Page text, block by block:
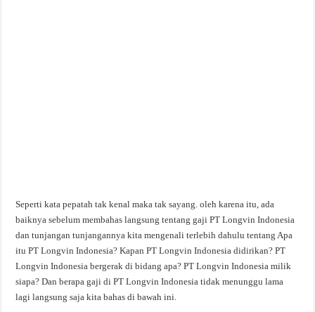
Seperti kata pepatah tak kenal maka tak sayang. oleh karena itu, ada
baiknya sebelum membahas langsung tentang gaji PT Longvin Indonesia
dan tunjangan tunjangannya kita mengenali terlebih dahulu tentang Apa
itu PT Longvin Indonesia? Kapan PT Longvin Indonesia didirikan? PT
Longvin Indonesia bergerak di bidang apa? PT Longvin Indonesia milik
siapa? Dan berapa gaji di PT Longvin Indonesia tidak menunggu lama
lagi langsung saja kita bahas di bawah ini.